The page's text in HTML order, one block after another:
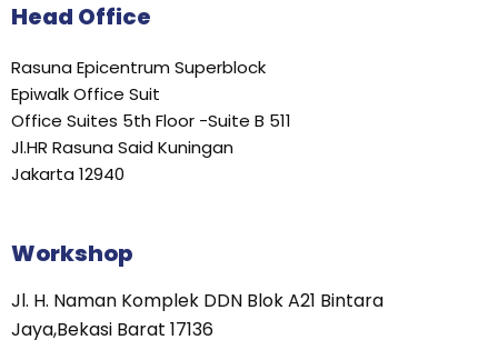
Head Office
Rasuna Epicentrum Superblock
Epiwalk Office Suit
Office Suites 5th Floor -Suite B 511
Jl.HR Rasuna Said Kuningan
Jakarta 12940
Workshop
Jl. H. Naman Komplek DDN Blok A21 Bintara
Jaya,Bekasi Barat 17136